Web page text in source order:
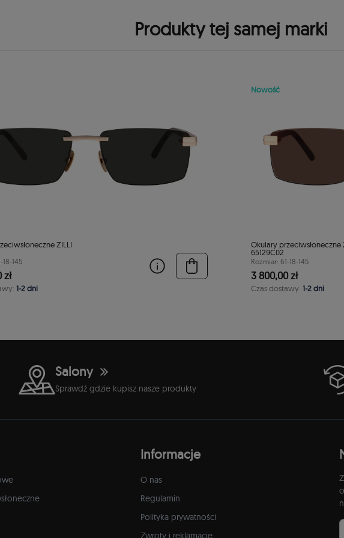
Produkty tej samej marki
ZILLI
18-145
1-2 dni
Nowość
Okulary przeciwsłoneczne
65129C02
Rozmiar: 61-18-145
3 800,00 zł
Czas dostawy: 1-2 dni
Salony
Sprawdź gdzie kupisz nasze produkty
Informacje
O nas
Regulamin
Polityka prywatności
Zwroty i reklamacje